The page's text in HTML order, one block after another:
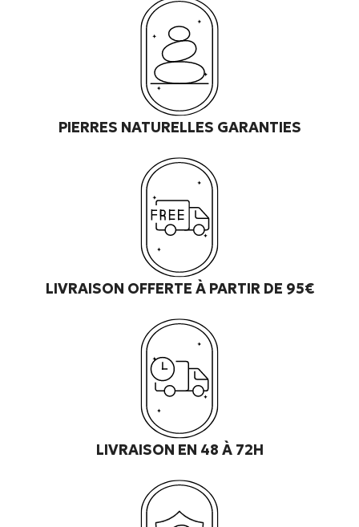
PIERRES NATURELLES GARANTIES
LIVRAISON OFFERTE À PARTIR DE 95€
LIVRAISON EN 48 À 72H